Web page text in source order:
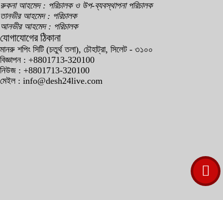
রুকনা আহমেদ : পরিচালক ও উপ-ব্যবস্থাপনা পরিচালক
তানভীর আহমেদ : পরিচালক
আনভীর আহমেদ : পরিচালক
যোগাযোগের ঠিকানা
মানরু শপিং সিটি (চতুর্থ তলা), চৌহাট্রা, সিলেট - ৩১০০
বিজ্ঞাপন : +8801713-320100
নিউজ : +8801713-320100
মেইল : info@desh24live.com